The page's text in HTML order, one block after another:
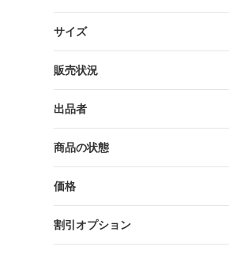
サイズ
販売状況
出品者
商品の状態
価格
割引オプション